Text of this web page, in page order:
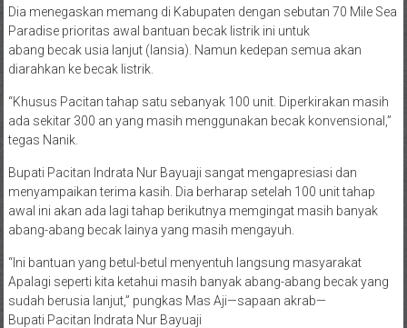
Dia menegaskan memang di Kabupaten dengan sebutan 70 Mile Sea
Paradise prioritas awal bantuan becak listrik ini untuk
abang becak usia lanjut (lansia). Namun kedepan semua akan
diarahkan ke becak listrik.
“Khusus Pacitan tahap satu sebanyak 100 unit. Diperkirakan masih
ada sekitar 300 an yang masih menggunakan becak konvensional,”
tegas Nanik.
Bupati Pacitan Indrata Nur Bayuaji sangat mengapresiasi dan
menyampaikan terima kasih. Dia berharap setelah 100 unit tahap
awal ini akan ada lagi tahap berikutnya memgingat masih banyak
abang-abang becak lainya yang masih mengayuh.
“Ini bantuan yang betul-betul menyentuh langsung masyarakat
Apalagi seperti kita ketahui masih banyak abang-abang becak yang
sudah berusia lanjut,” pungkas Mas Aji—sapaan akrab—
Bupati Pacitan Indrata Nur Bayuaji